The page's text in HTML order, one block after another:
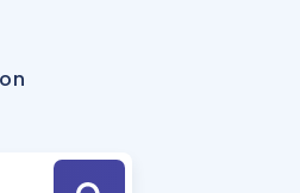
Hesaplama Aracı
için Öneriler
Tek Takvimde
Hoca ile seni sınava hazırlayacak